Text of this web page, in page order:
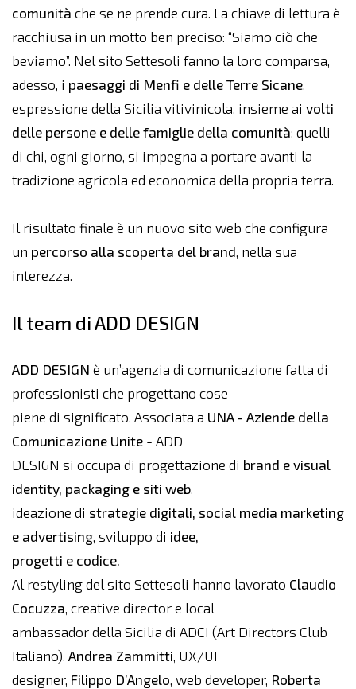
comunità che se ne prende cura. La chiave di lettura è
racchiusa in un motto ben preciso: “Siamo ciò che
beviamo”. Nel sito Settesoli fanno la loro comparsa,
adesso, i paesaggi di Menfi e delle Terre Sicane,
espressione della Sicilia vitivinicola, insieme ai volti
delle persone e delle famiglie della comunità: quelli
di chi, ogni giorno, si impegna a portare avanti la
tradizione agricola ed economica della propria terra.
Il risultato finale è un nuovo sito web che configura
un percorso alla scoperta del brand, nella sua
interezza.
Il team di ADD DESIGN
ADD DESIGN è un’agenzia di comunicazione fatta di
professionisti che progettano cose
piene di significato. Associata a UNA - Aziende della
Comunicazione Unite - ADD
DESIGN si occupa di progettazione di brand e visual
identity, packaging e siti web,
ideazione di strategie digitali, social media marketing
e advertising, sviluppo di idee,
progetti e codice.
Al restyling del sito Settesoli hanno lavorato Claudio
Cocuzza, creative director e local
ambassador della Sicilia di ADCI (Art Directors Club
Italiano), Andrea Zammitti, UX/UI
designer, Filippo D’Angelo, web developer, Roberta